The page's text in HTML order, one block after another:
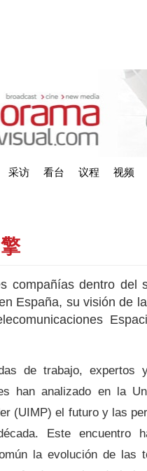
采访 看台 议程 视频
compañías dentro del
España, su visión de
de trabajo, expertos
han analizado en la
(UIMP) el futuro y las
Este encuentro
la evolución de las